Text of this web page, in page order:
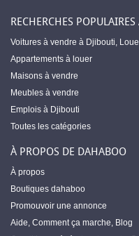
RECHERCHES
Voitures à vendre à Djibouti,
Appartements à louer
Maisons à vendre
Meubles à vendre
Emplois à Djibouti
Toutes les catégories
À PROPOS DE DAHABOO
À propos
Boutiques dahaboo
Promouvoir une annonce
Aide, Comment ça marche, Blog